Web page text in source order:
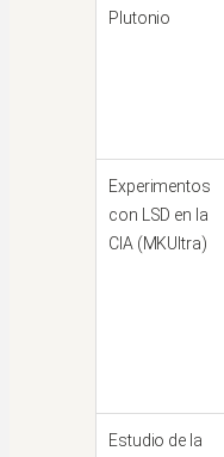
Plutonio
Experimentos
con LSD en la
CIA (MKUltra)
Estudio de la